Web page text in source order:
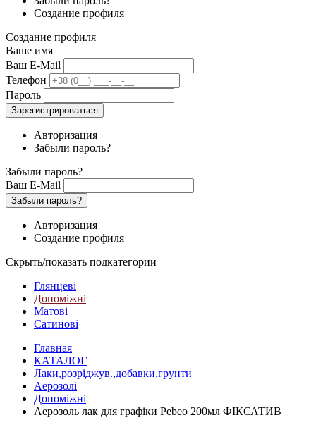
Создание профиля
Создание профиля
Ваше имя
Ваш E-Mail
Телефон
Пароль
Зарегистрироваться
Авторизация
Забыли пароль?
Забыли пароль?
Ваш E-Mail
Забыли пароль?
Авторизация
Создание профиля
Скрыть/показать подкатегории
Глянцеві
Допоміжні
Матові
Сатинові
Главная
КАТАЛОГ
Лаки,розріджув.,добавки,грунти
Аерозолі
Допоміжні
Аерозоль лак для графіки Pebeo 200мл ФІКСАТИВ